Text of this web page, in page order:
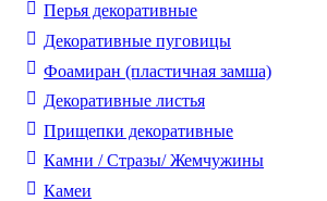
Перья декоративные
Декоративные пуговицы
Фоамиран (пластичная замша)
Декоративные листья
Прищепки декоративные
Камни / Cтразы/ Жемчужины
Камеи